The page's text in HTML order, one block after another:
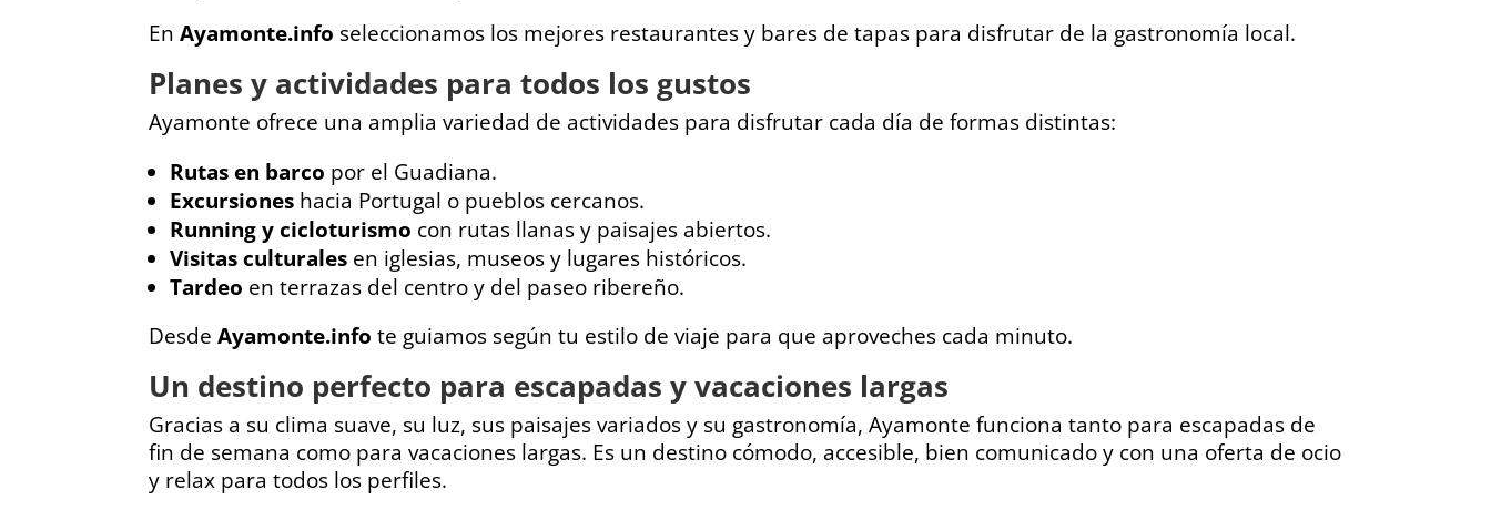
EnAyamonte.info seleccionamos los mejores restaurantes y bares de tapas para disfrutar de la gastronomía local.
Planes y actividades para todos los gustos
Ayamonte ofrece una amplia variedad de actividades para disfrutar cada día de formas distintas:
Rutas en barco por el Guadiana.
Excursiones hacia Portugal o pueblos cercanos.
Running y cicloturismo con rutas llanas y paisajes abiertos.
Visitas culturales en iglesias, museos y lugares históricos.
Tardeo en terrazas del centro y del paseo ribereño.
DesdeAyamonte.info te guiamos según tu estilo de viaje para que aproveches cada minuto.
Un destino perfecto para escapadas y vacaciones largas
Gracias a su clima suave, su luz, sus paisajes variados y su gastronomía, Ayamonte funciona tanto para escapadas de
fin de semana como para vacaciones largas. Es un destino cómodo, accesible, bien comunicado y con una oferta de ocio
y relax para todos los perfiles.